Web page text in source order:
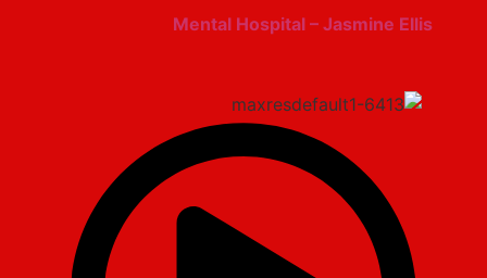
Mental Hospital – Jasmine Ellis